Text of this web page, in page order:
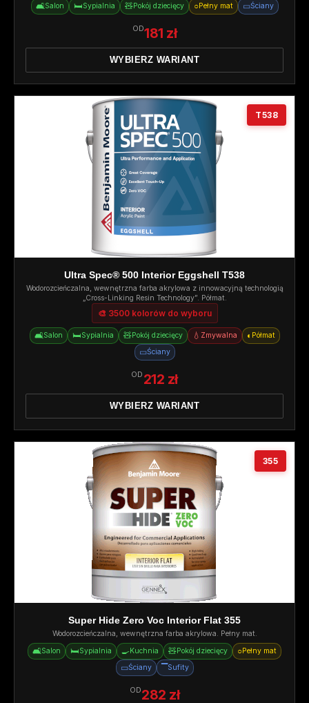
🛋️Salon 🛏️Sypialnia 🧸Pokój dziecięcy ○Pełny mat ▭Ściany
OD181 zł
WYBIERZ WARIANT
T538
Ultra Spec® 500 Interior Eggshell T538
Wodorozcieńczalna, wewnętrzna farba akrylowa z innowacyjną technologią
„Cross-Linking Resin Technology”. Półmat.
🎨 3500 kolorów do wyboru
🛋️Salon 🛏️Sypialnia 🧸Pokój dziecięcy 💧 Zmywalna ◐ Półmat
▭Ściany
OD 212 zł
WYBIERZ WARIANT
355
Super Hide Zero Voc Interior Flat 355
Wodorozcieńczalna, wewnętrzna farba akrylowa. Pełny mat.
🛋️Salon 🛏️Sypialnia 🍳Kuchnia 🧸Pokój dziecięcy ○Pełny mat
▭Ściany ▔Sufity
OD282 zł